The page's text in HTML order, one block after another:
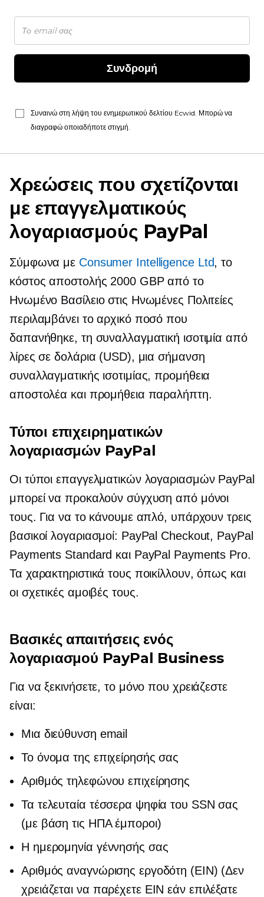
Συνδρομή
Συναινώ στη λήψη του ενημερωτικού δελτίου Ecwid. Μπορώ να
διαγραφώ οποιαδήποτε στιγμή.
Χρεώσεις που σχετίζονται
με επαγγελματικούς
λογαριασμούς PayPal
Σύμφωνα με Consumer Intelligence Ltd, το
κόστος αποστολής 2000 GBP από το
Ηνωμένο Βασίλειο στις Ηνωμένες Πολιτείες
περιλαμβάνει το αρχικό ποσό που
δαπανήθηκε, τη συναλλαγματική ισοτιμία από
λίρες σε δολάρια (USD), μια σήμανση
συναλλαγματικής ισοτιμίας, προμήθεια
αποστολέα και προμήθεια παραλήπτη.
Τύποι επιχειρηματικών
λογαριασμών PayPal
Οι τύποι επαγγελματικών λογαριασμών PayPal
μπορεί να προκαλούν σύγχυση από μόνοι
τους. Για να το κάνουμε απλό, υπάρχουν τρεις
βασικοί λογαριασμοί: PayPal Checkout, PayPal
Payments Standard και PayPal Payments Pro.
Τα χαρακτηριστικά τους ποικίλλουν, όπως και
οι σχετικές αμοιβές τους.
Βασικές απαιτήσεις ενός
λογαριασμού PayPal Business
Για να ξεκινήσετε, το μόνο που χρειάζεστε
είναι:
Μια διεύθυνση email
Το όνομα της επιχείρησής σας
Αριθμός τηλεφώνου επιχείρησης
Τα τελευταία τέσσερα ψηφία του SSN σας
(με βάση τις ΗΠΑέμποροι)
Η ημερομηνία γέννησής σας
Αριθμός αναγνώρισης εργοδότη (EIN) (Δεν
χρειάζεται να παρέχετε EIN εάν επιλέξατε